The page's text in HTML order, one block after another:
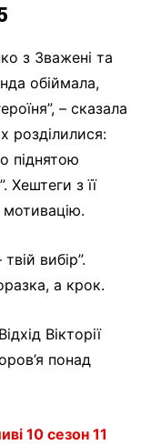
з Зважені та
обіймала,
– сказала
розділилися:
піднятою
Хештеги з її
вибір”.
а крок.
Вікторії
понад
10 сезон 11